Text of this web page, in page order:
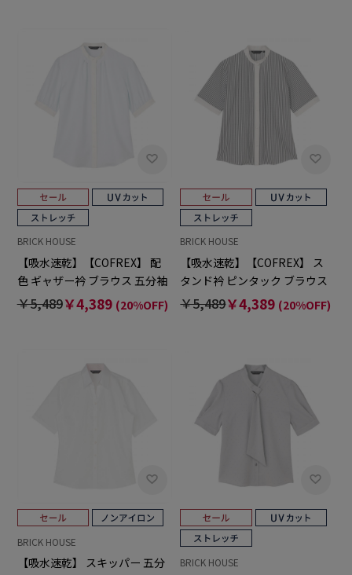
BRICK HOUSE
【吸水速乾】【COFREX】 配
色 ギャザー衿 ブラウス 五分袖
レディースデザインシャツ
￥5,489￥4,389 (20%OFF)
BRICK HOUSE
【吸水速乾】【COFREX】 ス
タンド衿 ピンタック ブラウス
五分袖 レディースデザインシ
ャツ
￥5,489￥4,389 (20%OFF)
BRICK HOUSE
【吸水速乾】 スキッパー 五分
BRICK HOUSE